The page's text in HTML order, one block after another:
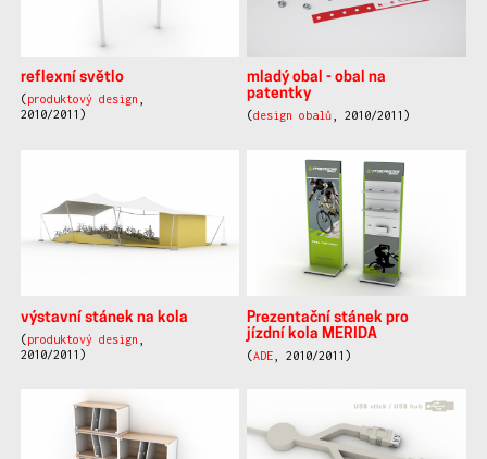
reflexní světlo
(produktový design
2010/2011)
mladý obal - obal na
patentky
(design obalů , 2010/2011)
výstavní stánek na kola
(produktový design
2010/2011)
Prezentační stánek pro
jízdní kola MERIDA
(ADE , 2010/2011)